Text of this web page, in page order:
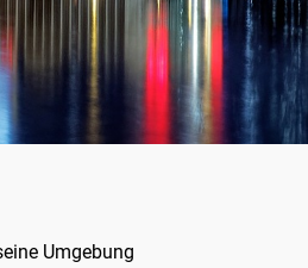
Umgebung